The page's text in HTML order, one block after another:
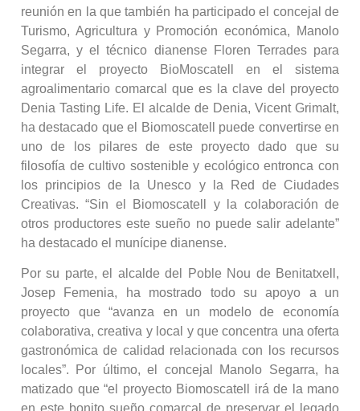
reunión en la que también ha participado el concejal de
Turismo, Agricultura y Promoción económica, Manolo
Segarra, y el técnico dianense Floren Terrades para
integrar el proyecto BioMoscatell en el sistema
agroalimentario comarcal que es la clave del proyecto
Denia Tasting Life. El alcalde de Denia, Vicent Grimalt,
ha destacado que el Biomoscatell puede convertirse en
uno de los pilares de este proyecto dado que su
filosofía de cultivo sostenible y ecológico entronca con
los principios de la Unesco y la Red de Ciudades
Creativas. “Sin el Biomoscatell y la colaboración de
otros productores este sueño no puede salir adelante”
ha destacado el munícipe dianense.
Por su parte, el alcalde del Poble Nou de Benitatxell,
Josep Femenia, ha mostrado todo su apoyo a un
proyecto que “avanza en un modelo de economía
colaborativa, creativa y local y que concentra una oferta
gastronómica de calidad relacionada con los recursos
locales”. Por último, el concejal Manolo Segarra, ha
matizado que “el proyecto Biomoscatell irá de la mano